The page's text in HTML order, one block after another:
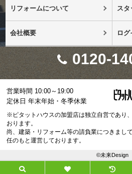
リフォームについて スタ
会社概要 ログ
0120-
営業時間 10:00～19:00
定休日 年末年始・冬季休業
※ピタットハウスの加盟店は独立自営であり
おります。
尚、建築・リフォーム等の請負業につきまし
任のもと運営しております。
©未来Design